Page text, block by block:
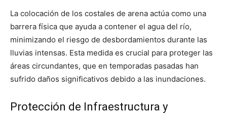
La colocación de los costales de arena actúa como una
barrera física que ayuda a contener el agua del río,
minimizando el riesgo de desbordamientos durante las
lluvias intensas. Esta medida es crucial para proteger las
áreas circundantes, que en temporadas pasadas han
sufrido daños significativos debido a las inundaciones.
Protección de Infraestructura y